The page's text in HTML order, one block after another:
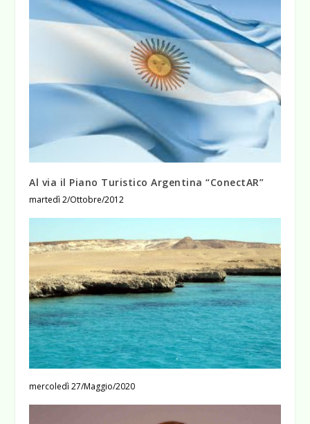
Al via il Piano Turistico Argentina “ConectAR”
martedì 2/Ottobre/2012
mercoledì 27/Maggio/2020